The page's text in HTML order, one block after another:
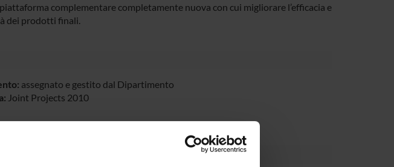
complementare completamente nuova con cui migliorare l’efficacia e
dei prodotti finali.
assegnato e gestito dal Dipartimento
Joint Projects 2010